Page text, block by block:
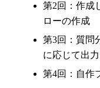
第2回：作成
ローの作成
第3回：質問
に応じて出
第4回：自作